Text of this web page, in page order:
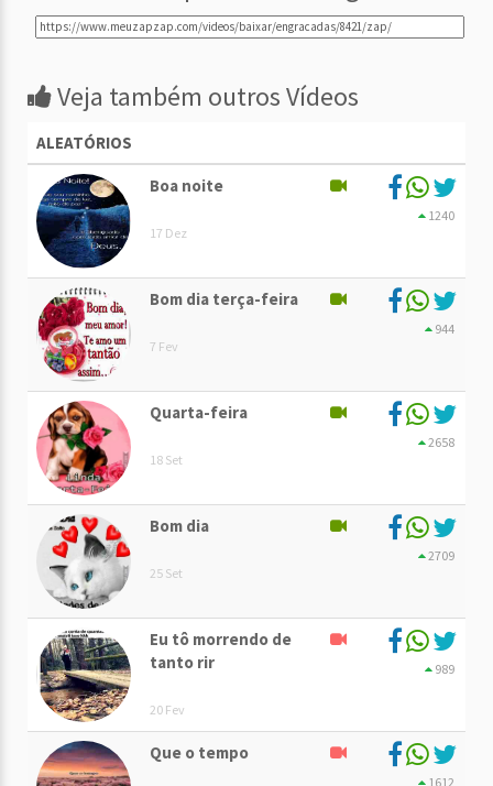
Veja também outros Vídeos
ALEATÓRIOS
Boa noite
17 Dez
1240
Bom dia terça-feira
7 Fev
944
Quarta-feira
18 Set
2658
Bom dia
25 Set
2709
Eu tô morrendo de
tanto rir
20 Fev
989
Que o tempo
1612